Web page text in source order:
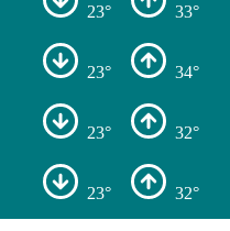
23° 33°
23° 34°
23° 32°
23° 32°